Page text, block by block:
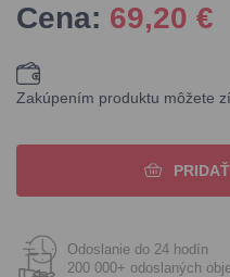
Cena: 69,20 €
Zakúpením produktu môžete
Odoslanie do 24 hodín
200 000+ odoslaných